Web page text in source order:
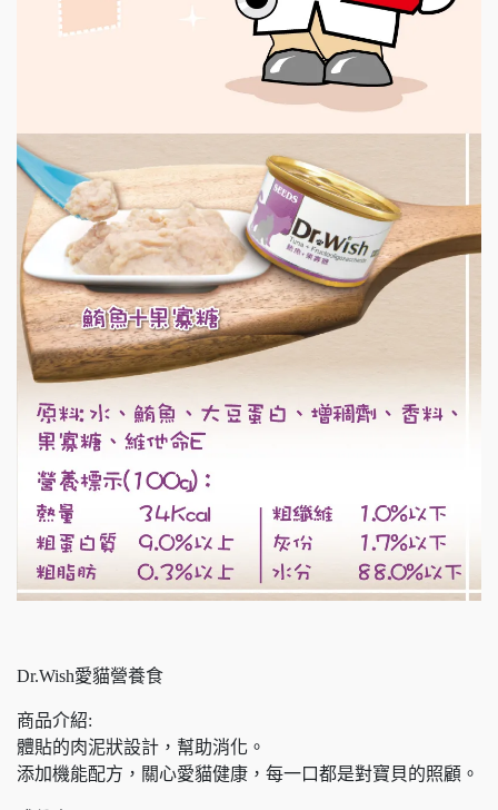
Dr.Wish愛貓營養食
商品介紹:
體貼的肉泥狀設計，幫助消化。
添加機能配方，關心愛貓健康，每一口都是對寶貝的照顧。